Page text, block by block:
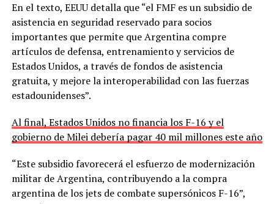
En el texto, EEUU detalla que “el FMF es un subsidio de
asistencia en seguridad reservado para socios
importantes que permite que Argentina compre
artículos de defensa, entrenamiento y servicios de
Estados Unidos, a través de fondos de asistencia
gratuita, y mejore la interoperabilidad con las fuerzas
estadounidenses”.
Al final, Estados Unidos no financia los F-16 y el
gobierno de Milei debería pagar 40 mil millones este año
“Este subsidio favorecerá el esfuerzo de modernización
militar de Argentina, contribuyendo a la compra
argentina de los jets de combate supersónicos F-16”,